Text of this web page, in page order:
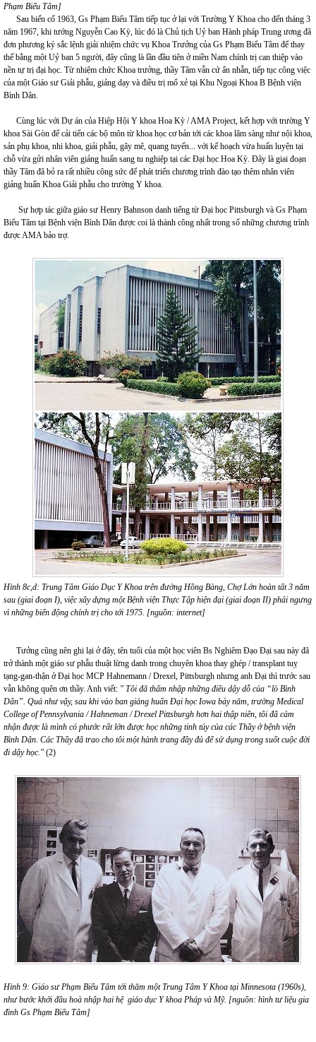
Phạm Biểu Tâm]
Sau biến cố 1963, Gs Phạm Biểu Tâm tiếp tục ở lại với Trường Y Khoa cho đến tháng 3
năm 1967, khi tướng Nguyễn Cao Kỳ, lúc đó là Chủ tịch Uỷ ban Hành pháp Trung ương đã
đơn phương ký sắc lệnh giải nhiệm chức vụ Khoa Trưởng của Gs Phạm Biểu Tâm để thay
thế bằng một Uỷ ban 5 người, đây cũng là lần đầu tiên ở miền Nam chính trị can thiệp vào
nền tự trị đại học. Từ nhiệm chức Khoa trưởng, thầy Tâm vẫn cứ ẩn nhẫn, tiếp tục công việc
của một Giáo sư Giải phẫu, giảng dạy và điều trị mổ xẻ tại Khu Ngoại Khoa B Bệnh viện
Bình Dân.
Cùng lúc với Dự án của Hiệp Hội Y khoa Hoa Kỳ / AMA Project, kết hợp với trường Y
khoa Sài Gòn để cải tiến các bộ môn từ khoa học cơ bản tới các khoa lâm sàng như nội khoa,
sản phụ khoa, nhi khoa, giải phẫu, gây mê, quang tuyến... với kế hoạch vừa huấn luyện tại
chỗ vừa gửi nhân viên giảng huấn sang tu nghiệp tại các Đại học Hoa Kỳ. Đây là giai đoạn
thầy Tâm đã bỏ ra rất nhiều công sức để phát triển chương trình đào tạo thêm nhân viên
giảng huấn Khoa Giải phẫu cho trường Y khoa.
Sự hợp tác giữa giáo sư Henry Bahnson danh tiếng từ Đại học Pittsburgh và Gs Phạm
Biểu Tâm tại Bệnh viện Bình Dân được coi là thành công nhất trong số những chương trình
được AMA bảo trợ.
Hình 8c,d: Trung Tâm Giáo Dục Y Khoa trên đường Hồng Bàng, Chợ Lớn hoàn tất 3 năm
sau (giai đoạn I), việc xây dựng một Bệnh viện Thực Tập hiện đại (giai đoạn II) phải ngưng
vì những biến động chính trị cho tới 1975. [nguồn: internet]
Tưởng cũng nên ghi lại ở đây, tên tuổi của một học viên Bs Nghiêm Đạo Đại sau này đã
trở thành một giáo sư phẫu thuật lừng danh trong chuyên khoa thay ghép / transplant tuỵ
tạng-gan-thận ở Đại học MCP Hahnemann / Drexel, Pittsburgh nhưng anh Đại thì trước sau
vẫn không quên ơn thầy. Anh viết: " Tôi đã thấm nhập những điều dậy dỗ của “lò Bình
Dân”. Quả như vậy, sau khi vào ban giảng huấn Đại học Iowa bảy năm, trường Medical
College of Pennsylvania / Hahneman / Drexel Pittsburgh hơn hai thập niên, tôi đã cảm
nhận được là mình có phước rất lớn được học những tinh túy của các Thầy ở bệnh viện
Bình Dân. Các Thầy đã trao cho tôi một hành trang đầy đủ để sử dụng trong suốt cuộc đời
đi dậy học." (2)
Hình 9: Giáo sư Phạm Biểu Tâm tới thăm một Trung Tâm Y Khoa tại Minnesota (1960s),
như bước khởi đầu hoà nhập hai hệ giáo dục Y khoa Pháp và Mỹ. [nguồn: hình tư liệu gia
đình Gs Phạm Biểu Tâm]